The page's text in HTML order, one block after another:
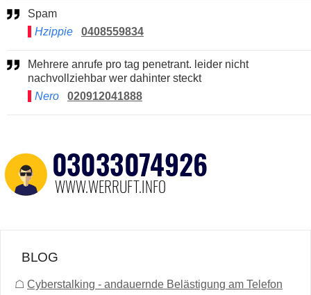
Spam
Hzippie
0408559834
Mehrere anrufe pro tag penetrant. leider nicht
nachvollziehbar wer dahinter steckt
Nero
020912041888
BLOG
☖ Cyberstalking - andauernde Belästigung am Telefon